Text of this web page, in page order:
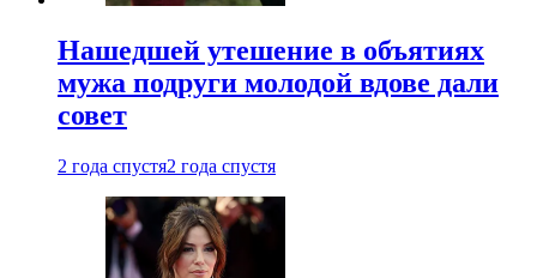
Нашедшей утешение в объятиях
мужа подруги молодой вдове дали
совет
2 года спустя2 года спустя